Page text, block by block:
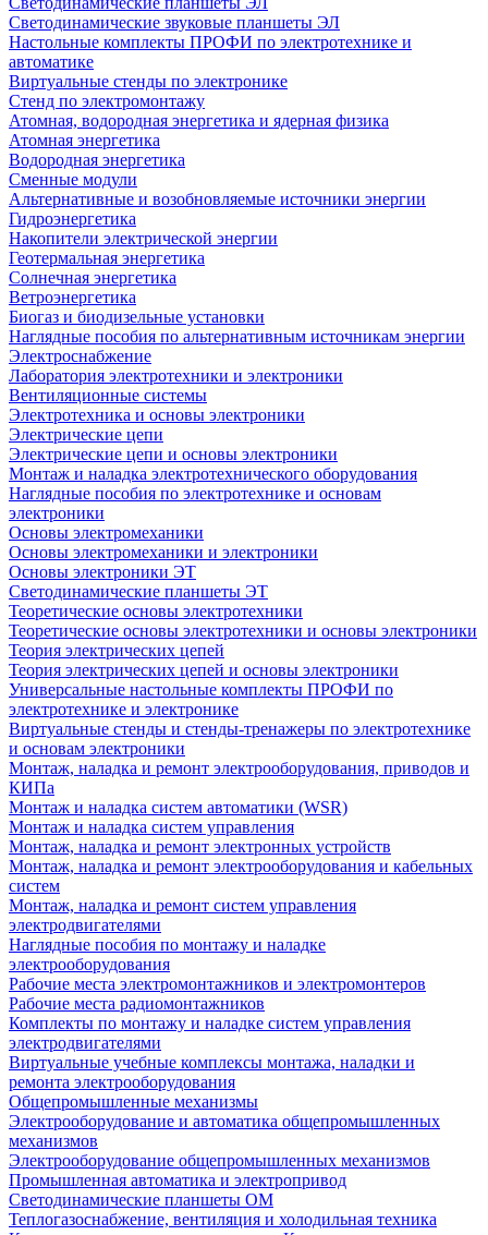
Светодинамические звуковые планшеты ЭЛ
Настольные комплекты ПРОФИ по электротехнике и
автоматике
Виртуальные стенды по электронике
Стенд по электромонтажу
Атомная, водородная энергетика и ядерная физика
Атомная энергетика
Водородная энергетика
Сменные модули
Альтернативные и возобновляемые источники энергии
Гидроэнергетика
Накопители электрической энергии
Геотермальная энергетика
Солнечная энергетика
Ветроэнергетика
Биогаз и биодизельные установки
Наглядные пособия по альтернативным источникам энергии
Электроснабжение
Лаборатория электротехники и электроники
Вентиляционные системы
Электротехника и основы электроники
Электрические цепи
Электрические цепи и основы электроники
Монтаж и наладка электротехнического оборудования
Наглядные пособия по электротехнике и основам
электроники
Основы электромеханики
Основы электромеханики и электроники
Основы электроники ЭТ
Светодинамические планшеты ЭТ
Теоретические основы электротехники
Теоретические основы электротехники и основы электроники
Теория электрических цепей
Теория электрических цепей и основы электроники
Универсальные настольные комплекты ПРОФИ по
электротехнике и электронике
Виртуальные стенды и стенды-тренажеры по электротехнике
и основам электроники
Монтаж, наладка и ремонт электрооборудования, приводов и
КИПа
Монтаж и наладка систем автоматики (WSR)
Монтаж и наладка систем управления
Монтаж, наладка и ремонт электронных устройств
Монтаж, наладка и ремонт электрооборудования и кабельных
систем
Монтаж, наладка и ремонт систем управления
электродвигателями
Наглядные пособия по монтажу и наладке
электрооборудования
Рабочие места электромонтажников и электромонтеров
Рабочие места радиомонтажников
Комплекты по монтажу и наладке систем управления
электродвигателями
Виртуальные учебные комплексы монтажа, наладки и
ремонта электрооборудования
Общепромышленные механизмы
Электрооборудование и автоматика общепромышленных
механизмов
Электрооборудование общепромышленных механизмов
Промышленная автоматика и электропривод
Светодинамические планшеты ОМ
Теплогазоснабжение, вентиляция и холодильная техника